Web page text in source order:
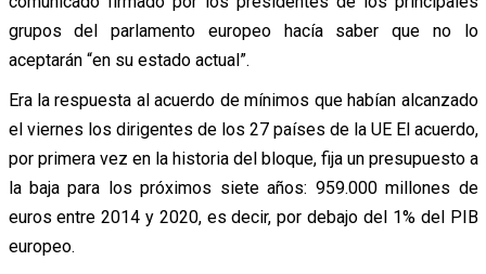
grupos del parlamento europeo hacía saber que no lo
aceptarán “en su estado actual”.
Era la respuesta al acuerdo de mínimos que habían alcanzado
el viernes los dirigentes de los 27 países de la UE El acuerdo,
por primera vez en la historia del bloque, fija un presupuesto a
la baja para los próximos siete años: 959.000 millones de
euros entre 2014 y 2020, es decir, por debajo del 1% del PIB
europeo.